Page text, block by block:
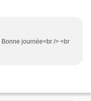
journée<br /> <br